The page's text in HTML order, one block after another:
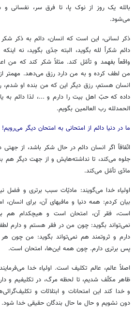
بالله یک روز از نوک پا، تا فرق سر،
می‌شود.
ذکر لسانی، این است که انسان، دائم به ذکر
دائم شکراً لله بگوید، البته جدّی بگوید، نه
واقعاً بفهمد و تأمّل کند. مثلاً شکر کند که من
من لطف کرده و به من دارد رزق می‌دهد. مهمتر
انسان هستم، رزق دیگر این که من بنده او
داده که حبّ اهل بیت را دارم و ...، لذا دائم به
الحمدلله رب العالمین بگویم.
ما در دنیا دائم از امتحانی به امتحان دیگر می‌رویم!
اتّفاقاً اگر انسان دائم در حال شکر باشد، از
جلوه می‌کند، تا نداشته‌هایش و از جهت دیگر
مادّی تأمّل می‌کند.
اولیاء خدا می‌گویند: مادیّات سبب برتری و
بیان کردم: همه دنیا و مافیهای آن، برای
است، فقر آن، امتحان است و هیچکدام هم
نمی‌تواند بگوید: چون من در فقر هستم و دارم
دارم و ثروتمند هم نمی‌تواند بگوید: من چون
پس برتری دارم. چون همه این‌ها، امتحان است.
اصلاً عالم، عالم تکلیف است. اولیاء خدا
ظاهر مکلّف شدیم، تا لحظه مرگ، در تکلیفیم و
و خدا کند این امتحانات و ابتلائات و
دون نشویم و حال ما حال بندگان حقیقی خدا شود.